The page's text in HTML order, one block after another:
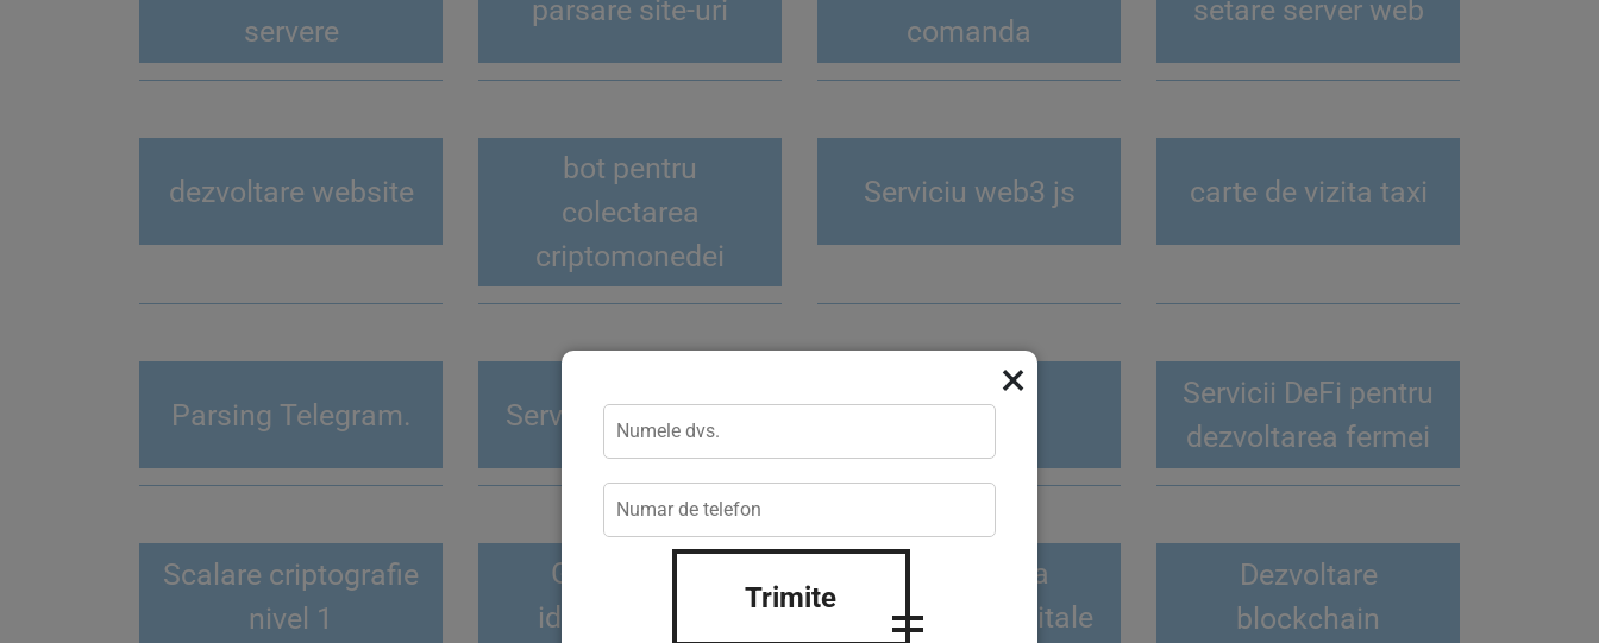
servere
parsare site-uri
comanda
setare server web
dezvoltare website
bot pentru
colectarea
criptomonedei
Serviciu web3 js carte de vizita taxi
Parsing Telegram. Serviciu de parsing parcer
Servicii DeFi pentru
dezvoltarea fermei
Scalare criptografie
nivel 1
Gestionarea
identificarii cu
Gestionarea
identificarii digitale
Dezvoltare
blockchain
×
Trimite